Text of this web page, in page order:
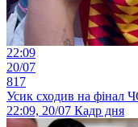
22:09
20/07
817
Усик сходив на фінал
22:09, 20/07 Кадр дня